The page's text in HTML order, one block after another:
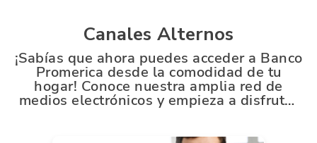
Canales Alternos
¡Sabías que ahora puedes acceder a Banco
Promerica desde la comodidad de tu
hogar! Conoce nuestra amplia red de
medios electrónicos y empieza a disfrutar